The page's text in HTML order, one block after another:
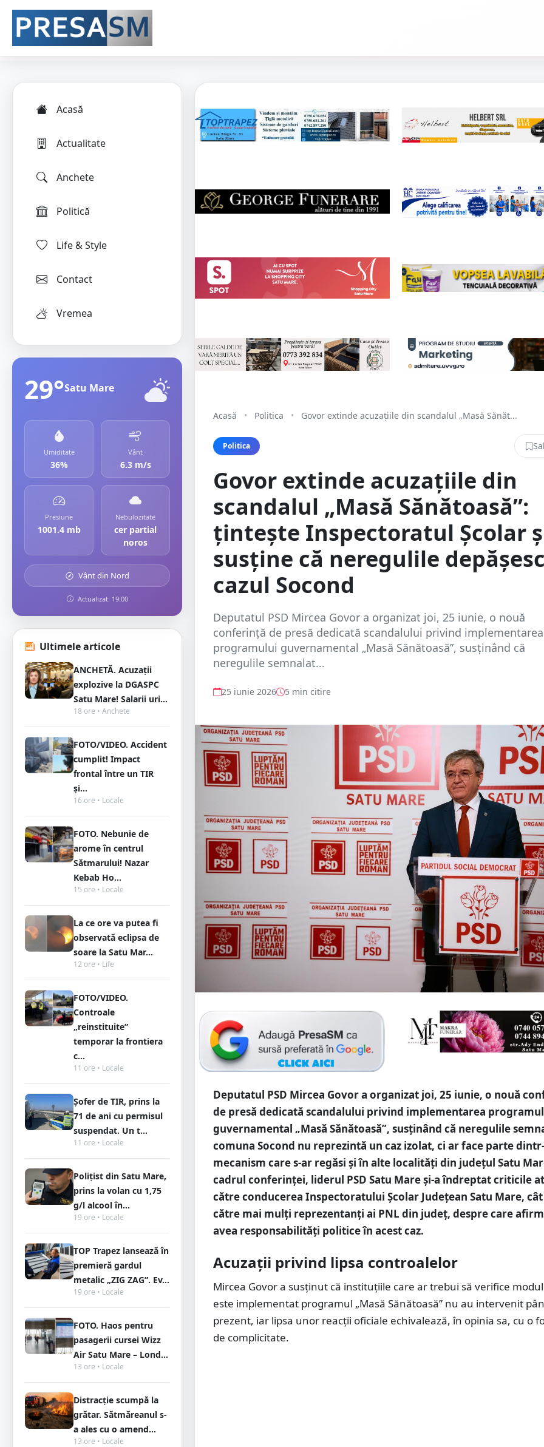
Acasă
Actualitate
Anchete
Politică
Life & Style
Contact
Vremea
29°Satu Mare
Umiditate
36%
Vânt
6.3 m/s
Presiune
1001.4 mb
Nebulozitate
cer partial
noros
Vânt din Nord
Actualizat: 19:00
Ultimele articole
ANCHETĂ. Acuzații
explozive la DGASPC
Satu Mare! Salarii uri...
18 ore • Anchete
FOTO/VIDEO. Accident
cumplit! Impact
frontal între un TIR
și...
16 ore • Locale
FOTO. Nebunie de
arome în centrul
Sătmarului! Nazar
Kebab Ho...
15 ore • Locale
La ce ore va putea fi
observată eclipsa de
soare la Satu Mar...
12 ore • Life
FOTO/VIDEO.
Controale
„reinstituite”
temporar la frontiera
c...
11 ore • Locale
Șofer de TIR, prins la
71 de ani cu permisul
suspendat. Un t...
11 ore • Locale
Polițist din Satu Mare,
prins la volan cu 1,75
g/l alcool în...
19 ore • Locale
TOP Trapez lansează în
premieră gardul
metalic „ZIG ZAG”. Ev...
19 ore • Locale
FOTO. Haos pentru
pasagerii cursei Wizz
Air Satu Mare – Lond...
13 ore • Locale
Distracție scumpă la
grătar. Sătmăreanul s-
a ales cu o amend...
13 ore • Locale
Acasă • Politica • Govor extinde acuzațiile din scandalul „Masă Sănăt...
Politica
Govor extinde acuzațiile din
scandalul „Masă Sănătoasă”:
țintește Inspectoratul Școlar
susține că neregulile
cazul Socond
Deputatul PSD Mircea Govor a organizat joi, 25 iunie, o nouă
conferință de presă dedicată scandalului privind implementarea
programului guvernamental „Masă Sănătoasă”, susținând că
neregulile semnalat...
25 iunie 2026 5 min citire
Deputatul PSD Mircea Govor a organizat joi, 25 iunie, o nouă
de presă dedicată scandalului privind implementarea
guvernamental „Masă Sănătoasă”, susținând că neregulile
comuna Socond nu reprezintă un caz izolat, ci ar face parte
mecanism care s-ar regăsi și în alte localități din județul Satu
cadrul conferinței, liderul PSD Satu Mare și-a îndreptat criticile
către conducerea Inspectoratului Școlar Județean Satu Mare,
către mai mulți reprezentanți ai PNL din județ, despre care
avea responsabilități politice în acest caz.
Acuzații privind lipsa controalelor
Mircea Govor a susținut că instituțiile care ar trebui să verifice
este implementat programul „Masă Sănătoasă” nu au intervenit
prezent, iar lipsa unor reacții oficiale echivalează, în opinia sa, cu o
de complicitate.